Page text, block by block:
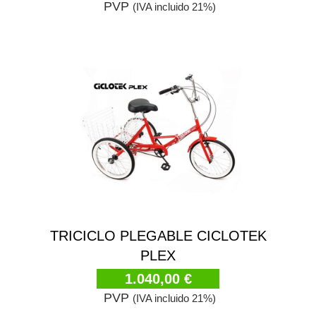
PVP (IVA incluido 21%)
TRICICLO PLEGABLE CICLOTEK
PLEX
1.040,00 €
PVP (IVA incluido 21%)